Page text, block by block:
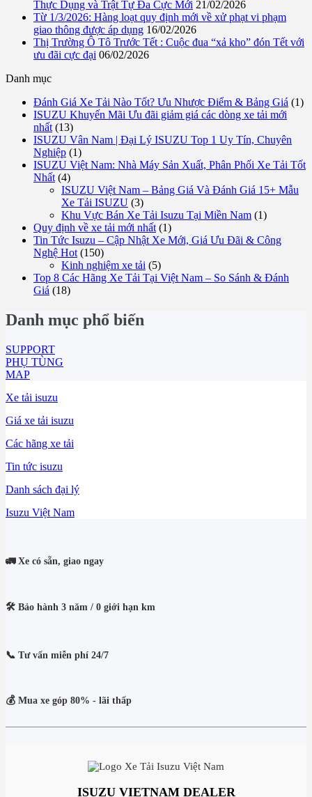
Thực Dụng và Trật Tự Đa Cực Mới 21/02/2026
Từ 1/3/2026: Hàng loạt quy định mới về xử phạt vi phạm
giao thông được áp dụng 16/02/2026
Thị Trường Ô Tô Trước Tết : Cuộc đua “xả kho” đón Tết với
ưu đãi cực đại 06/02/2026
Danh mục
Đánh Giá Xe Tải Nào Tốt? Ưu Nhược Điểm & Bảng Giá (1)
ISUZU Khuyến Mãi Ưu đãi giảm giá các dòng xe tải mới
nhất (13)
ISUZU Vân Nam | Đại Lý ISUZU Top 1 Uy Tín, Chuyên
Nghiệp (1)
ISUZU Việt Nam: Nhà Máy Sản Xuất, Phân Phối Xe Tải Tốt
Nhất (4)
ISUZU Việt Nam – Bảng Giá Và Đánh Giá 15+ Mẫu
Xe Tải ISUZU (3)
Khu Vực Bán Xe Tải Isuzu Tại Miền Nam (1)
Quy định về xe tải mới nhất (1)
Tin Tức Isuzu – Cập Nhật Xe Mới, Giá Ưu Đãi & Công
Nghệ Hot (150)
Kinh nghiệm xe tải (5)
Top 8 Các Hãng Xe Tải Tại Việt Nam – So Sánh & Đánh
Giá (18)
Danh mục phổ biến
SUPPORT
PHỤ TÙNG
MAP
Xe tải isuzu
Giá xe tải isuzu
Các hãng xe tải
Tin tức isuzu
Danh sách đại lý
Isuzu Việt Nam
🚛 Xe có sẵn, giao ngay
🛠️ Bảo hành 3 năm / 0 giới hạn km
📞 Tư vấn miễn phí 24/7
💰 Mua xe góp 80% - lãi thấp
ISUZU VIETNAM DEALER